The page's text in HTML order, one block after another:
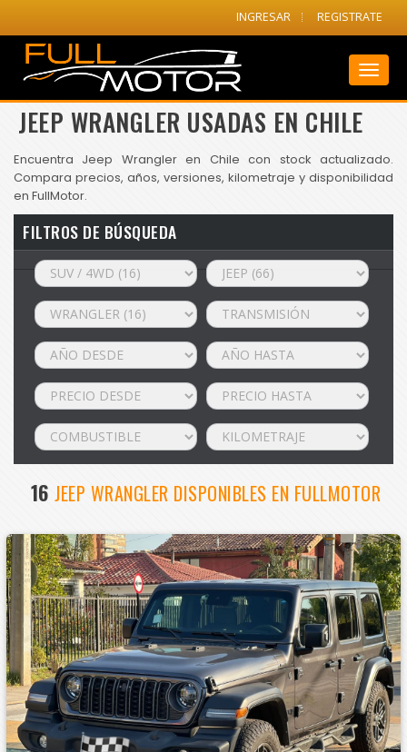
INGRESAR REGISTRATE
JEEP WRANGLER USADAS EN CHILE
Encuentra Jeep Wrangler en Chile con stock actualizado.
Compara precios, años, versiones, kilometraje y disponibilidad
en FullMotor.
FILTROS DE BÚSQUEDA
16JEEP WRANGLER DISPONIBLES EN FULLMOTOR